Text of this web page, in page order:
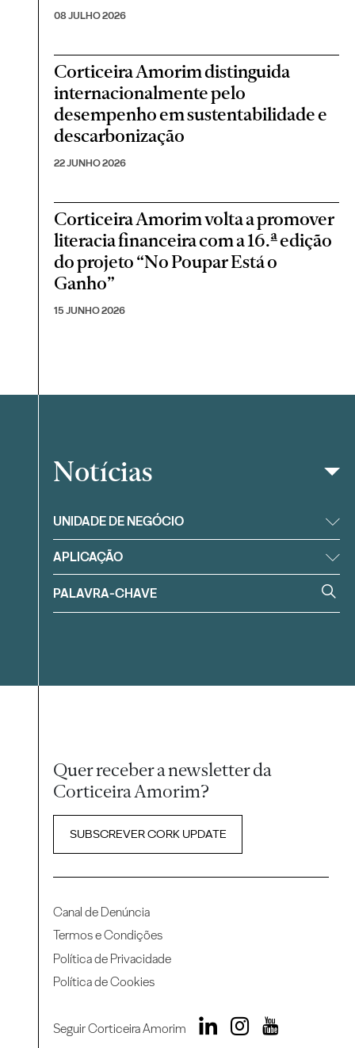
08 JULHO 2026
Corticeira Amorim distinguida
internacionalmente pelo
desempenho em sustentabilidade e
descarbonização
22 JUNHO 2026
Corticeira Amorim volta a promover
literacia financeira com a 16.ª edição
do projeto “No Poupar Está o
Ganho”
15 JUNHO 2026
Filtrar
Notícias
UNIDADE DE NEGÓCIO
APLICAÇÃO
Quer receber a newsletter da
Corticeira Amorim?
SUBSCREVER CORK UPDATE
Canal de Denúncia
Termos e Condições
Política de Privacidade
Política de Cookies
Seguir Corticeira Amorim